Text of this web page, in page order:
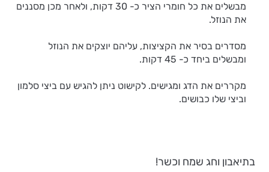
מבשלים את כל חומרי הציר כ- 30 דקות, ולאחר מכן מסננים
את הנוזל.
מסדרים בסיר את הקציצות, עליהם יוצקים את הנוזל
ומבשלים ביחד כ- 45 דקות.
מקררים את הדג ומגישים. לקישוט ניתן להגיש עם ביצי סלמון
וביצי שלו כבושים.
בתיאבון וחג שמח וכשר!